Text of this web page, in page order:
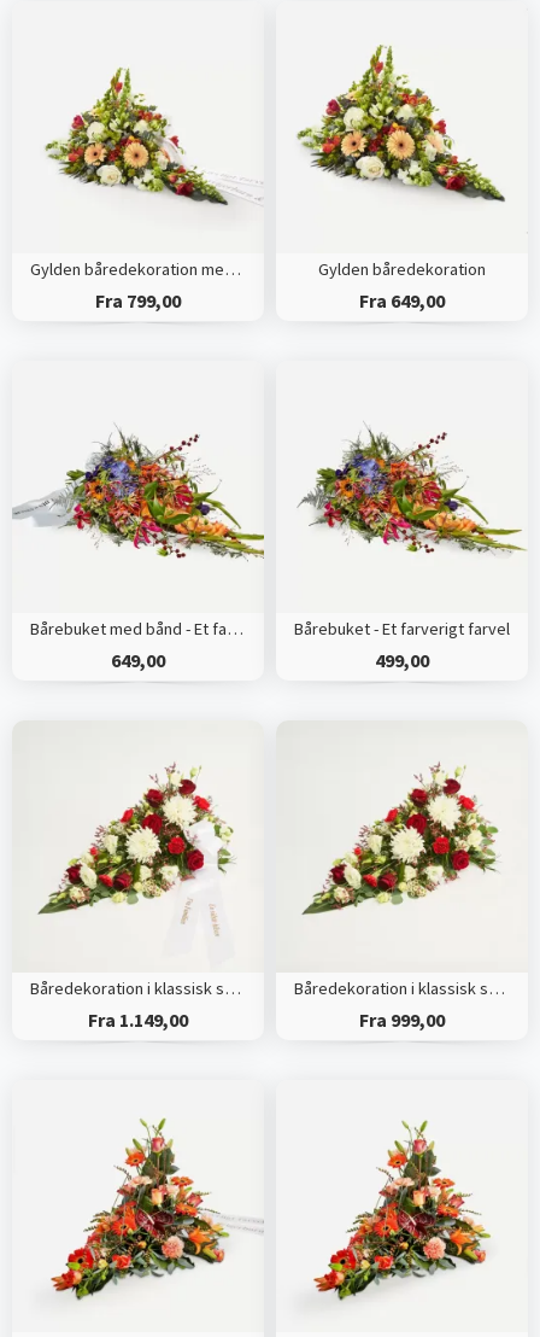
Gylden båredekoration med bånd
Fra 799,00
Gylden båredekoration
Fra 649,00
Bårebuket med bånd - Et farverigt farvel
649,00
Bårebuket - Et farverigt farvel
499,00
Båredekoration i klassisk stil - rød og hvid - med bånd
Fra 1.149,00
Båredekoration i klassisk stil - rød og hvid
Fra 999,00